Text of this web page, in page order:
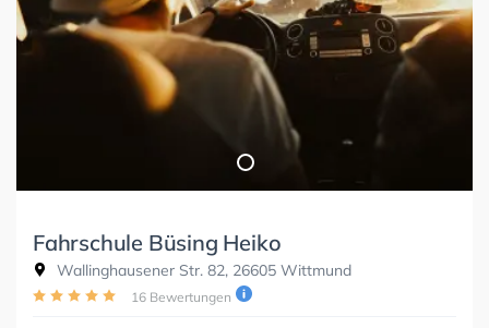
Fahrschule Büsing Heiko
Wallinghausener Str. 82, 26605 Wittmund
16 Bewertungen